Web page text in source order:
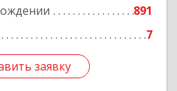
891
7
заявку
заявку